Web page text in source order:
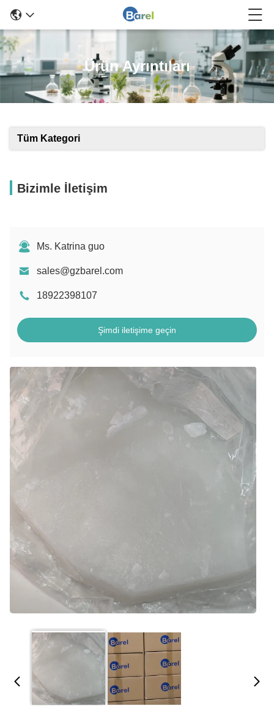
Ürün Ayrıntıları
Tüm Kategori
Bizimle İletişim
Ms. Katrina guo
sales@gzbarel.com
18922398107
Şimdi iletişime geçin